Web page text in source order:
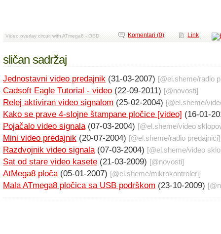
Video overlay circuit with ATmega8 - OSD Link
Komentari (0)
sličan sadržaj
Jednostavni video predajnik (31-03-2007) [@el.sheme/radio
Cadsoft Eagle Tutorial - video (22-09-2011) [@novosti]
Relej aktiviran video signalom (25-02-2004) [@el.sheme/
Kako se prave 4-slojne štampane pločice [video] (16-01-
Pojačalo video signala(07-03-2004) [@el.sheme/video
Mini video predajnik (20-07-2004) [@el.sheme/radio predajnici]
Razdvojnik video signala(07-03-2004) [@el.sheme/video
Sat od stare video kasete (21-03-2009) [@novosti]
AtMega8 ploča(05-01-2007) [@el.sheme/mikrokontroleri]
Mala ATmega8 pločica sa USB podrškom (23-10-2009) [@